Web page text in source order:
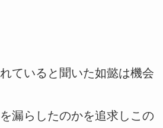
ていると聞いた如懿は機会
漏らしたのかを追求しこの